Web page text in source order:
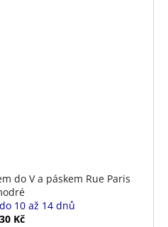
do V a páskem Rue Paris
10 až 14 dnů
Kč